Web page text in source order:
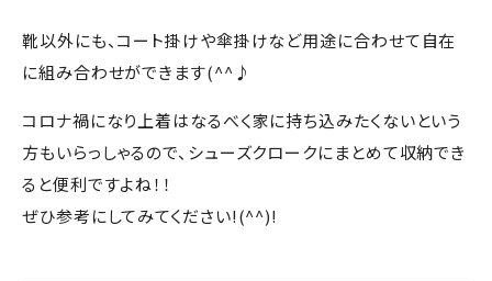
靴以外にも、コート掛けや傘掛けなど用途に合わせて自在
に組み合わせができます(^^♪
コロナ禍になり上着はなるべく家に持ち込みたくないという
方もいらっしゃるので、シューズクロークにまとめて収納でき
ると便利ですよね！！
ぜひ参考にしてみてください!(^^)!